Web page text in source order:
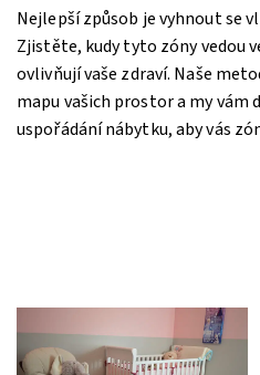
Nejlepší způsob je vyhnout se
Zjistěte, kudy tyto zóny vedou
ovlivňují vaše zdraví. Naše
mapu vašich prostor a my vám
uspořádání nábytku, aby vás